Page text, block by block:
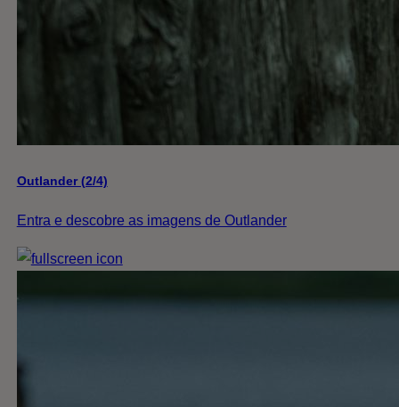
Outlander (2/4)
Entra e descobre as imagens de Outlander